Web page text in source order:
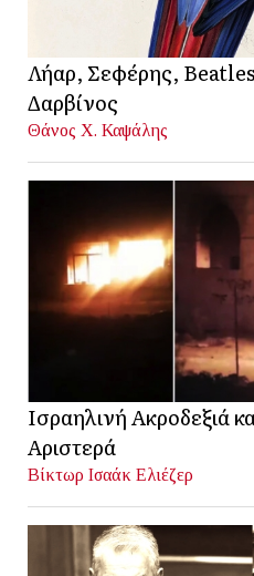
Λήαρ, Σεφέρης,
Δαρβίνος
Θάνος Χ. Καψάλης
Ισραηλινή Ακροδεξιά
Αριστερά
Βίκτωρ Ισαάκ Ελιέζερ